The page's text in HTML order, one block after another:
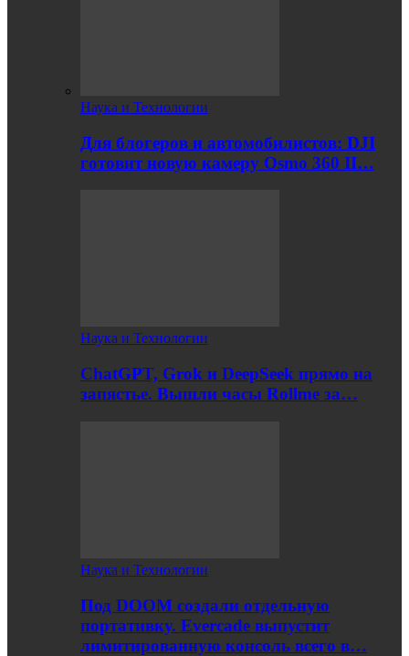
Наука и Технологии
Для блогеров и автомобилистов: DJI
готовит новую камеру Osmo 360 II…
Наука и Технологии
ChatGPT, Grok и DeepSeek прямо на
запястье. Вышли часы Rollme за…
Наука и Технологии
Под DOOM создали отдельную
портативку. Evercade выпустит
лимитированную консоль всего в…